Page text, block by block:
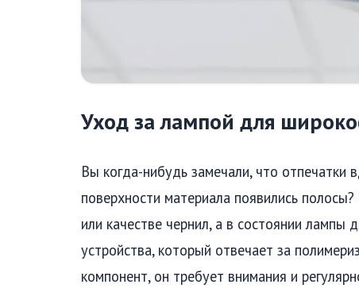
Уход за лампой для
Вы когда-нибудь замечали, что отпечатки
поверхности материала появились
или качестве чернил, а в состоянии
устройства, который отвечает за
компонент, он требует внимания и